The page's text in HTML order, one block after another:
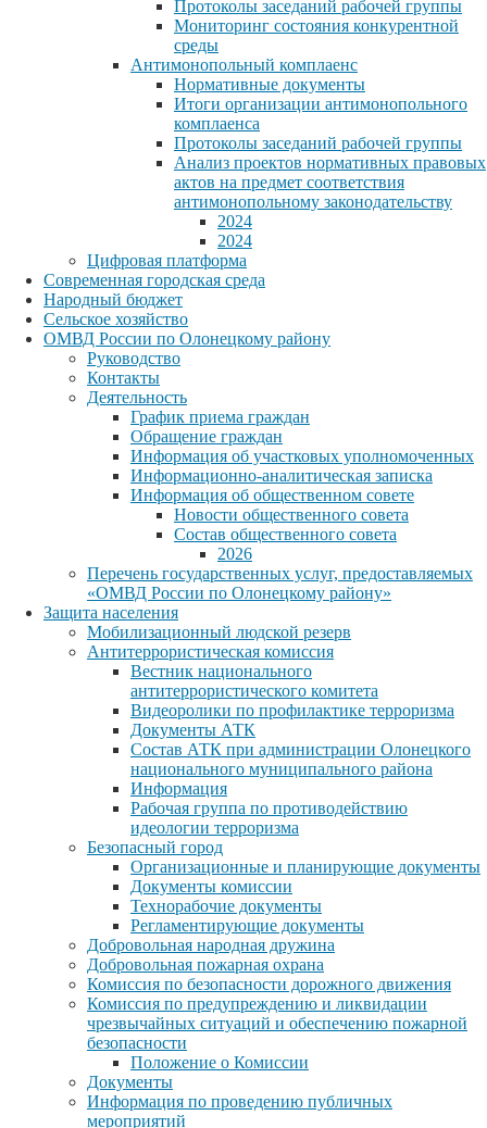
Протоколы заседаний рабочей группы
Мониторинг состояния конкурентной
среды
Антимонопольный комплаенс
Нормативные документы
Итоги организации антимонопольного
комплаенса
Протоколы заседаний рабочей группы
Анализ проектов нормативных правовых
актов на предмет соответствия
антимонопольному законодательству
2024
2024
Цифровая платформа
Современная городская среда
Народный бюджет
Сельское хозяйство
ОМВД России по Олонецкому району
Руководство
Контакты
Деятельность
График приема граждан
Обращение граждан
Информация об участковых уполномоченных
Информационно-аналитическая записка
Информация об общественном совете
Новости общественного совета
Состав общественного совета
2026
Перечень государственных услуг, предоставляемых
«ОМВД России по Олонецкому району»
Защита населения
Мобилизационный людской резерв
Антитеррористическая комиссия
Вестник национального
антитеррористического комитета
Видеоролики по профилактике терроризма
Документы АТК
Состав АТК при администрации Олонецкого
национального муниципального района
Информация
Рабочая группа по противодействию
идеологии терроризма
Безопасный город
Организационные и планирующие документы
Документы комиссии
Технорабочие документы
Регламентирующие документы
Добровольная народная дружина
Добровольная пожарная охрана
Комиссия по безопасности дорожного движения
Комиссия по предупреждению и ликвидации
чрезвычайных ситуаций и обеспечению пожарной
безопасности
Положение о Комиссии
Документы
Информация по проведению публичных
мероприятий